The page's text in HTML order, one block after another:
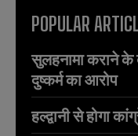
POPULAR
सुलहनामा कराने के
दुष्कर्म का आरोप
हल्द्वानी से होगा